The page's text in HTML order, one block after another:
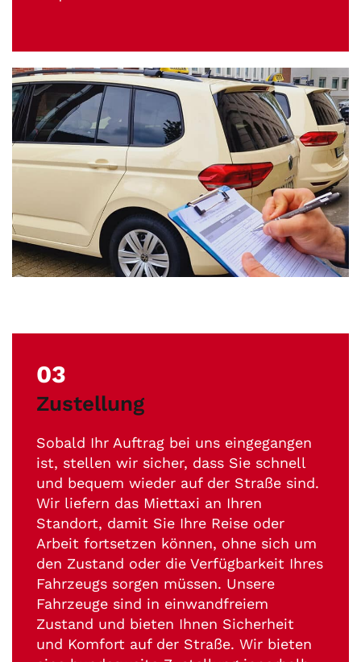
03
Zustellung
Sobald Ihr Auftrag bei uns eingegangen
ist, stellen wir sicher, dass Sie schnell
und bequem wieder auf der Straße sind.
Wir liefern das Miettaxi an Ihren
Standort, damit Sie Ihre Reise oder
Arbeit fortsetzen können, ohne sich um
den Zustand oder die Verfügbarkeit Ihres
Fahrzeugs sorgen müssen. Unsere
Fahrzeuge sind in einwandfreiem
Zustand und bieten Ihnen Sicherheit
und Komfort auf der Straße. Wir bieten